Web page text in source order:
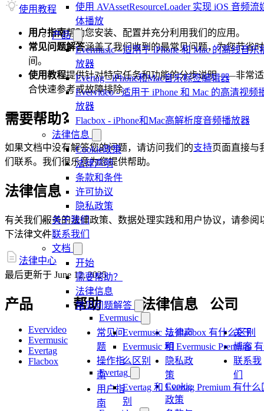
使用 AVAssetResourceLoader 实现 iOS 音频流
体播放
产品
Evermusic - 适用于 iPhone 和 Mac 的离线音乐
放器
Evertag - iPhone和Mac音乐标签编辑器
Evervideo - 适用于 iPhone 和 Mac 的高清视频
放器
Flacbox - iPhone和Mac高解析度音频播放器
法律信息
Cookie政策
法律声明
条款和条件
许可协议
隐私政策
关于我们
联系我们
文档
开始
需要帮助？
法律信息
常见问题解答
Evermusic
Evermusic 与 Flacbox 有什么区别
Evermusic 和 Evermusic Premium
么区别
Evertag
Evertag 和 Evertag Premium 有什么
别
使用教程
用户指南帮助您安装、配置并充分利用我们的应用。
常见问题解答涵盖了我们收到的最常见问题，为您节省时
间。
使用教程提供针对特定任务和功能的分步说明——非常适
合快速参考或故障排除。
需要帮助？
如果文档中没有解答您的问题，请访问我们的支持页面直接与
们联系。我们很乐意为您提供帮助。
法律信息
有关我们服务的法律政策、数据处理实践和用户协议，请参阅
下法律文件：
法律中心
最后更新于 June 12, 2025
产品
Evervideo
Evermusic
Evertag
Flacbox
帮助
常见问
题
操作指
南
用户指
南
法律信息
法律声
明
隐私政
策
Cookie
政策
公司
关于
博客
联系我
们